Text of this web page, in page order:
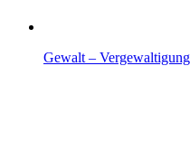
Gewalt –